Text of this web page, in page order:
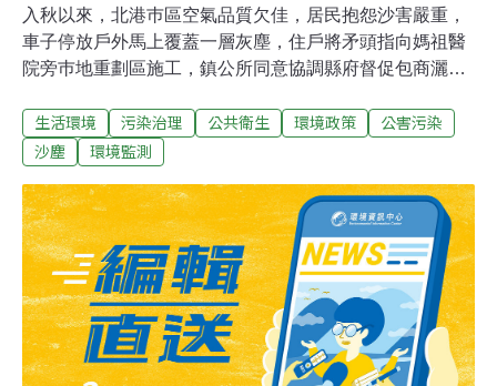
入秋以來，北港巿區空氣品質欠佳，居民抱怨沙害嚴重，
車子停放戶外馬上覆蓋一層灰塵，住戶將矛頭指向媽祖醫
院旁巿地重劃區施工，鎮公所同意協調縣府督促包商灑水
呼吸道敏感的駕駛都戴起口罩，汽車停靠路旁，不到半個
鐘頭即蒙上一層灰塵，而且能見度差，影響行車安全。當
公里外的媽祖醫院旁巿地重劃區，居民指出，之前雜草叢
生，具定沙作用，現在工地開挖塵土隨風飛揚，巿區居民
首當其衝。鎮公所指出，將試著了解沙塵紛飛原因並尋求
解決之道，期間居民儘量免少外出。
生活環境 污染治理 公共衛生 環境政策
公害污染
沙塵
環境監測